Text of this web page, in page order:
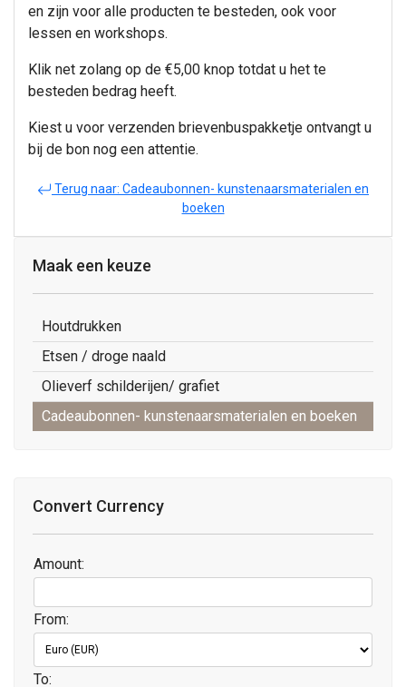
en zijn voor alle producten te besteden, ook voor
lessen en workshops.
Klik net zolang op de €5,00 knop totdat u het te
besteden bedrag heeft.
Kiest u voor verzenden brievenbuspakketje ontvangt u
bij de bon nog een attentie.
Terug naar: Cadeaubonnen- kunstenaarsmaterialen en
boeken
Maak een keuze
Houtdrukken
Etsen / droge naald
Olieverf schilderijen/ grafiet
Cadeaubonnen- kunstenaarsmaterialen en boeken
Convert Currency
Amount:
From:
To: